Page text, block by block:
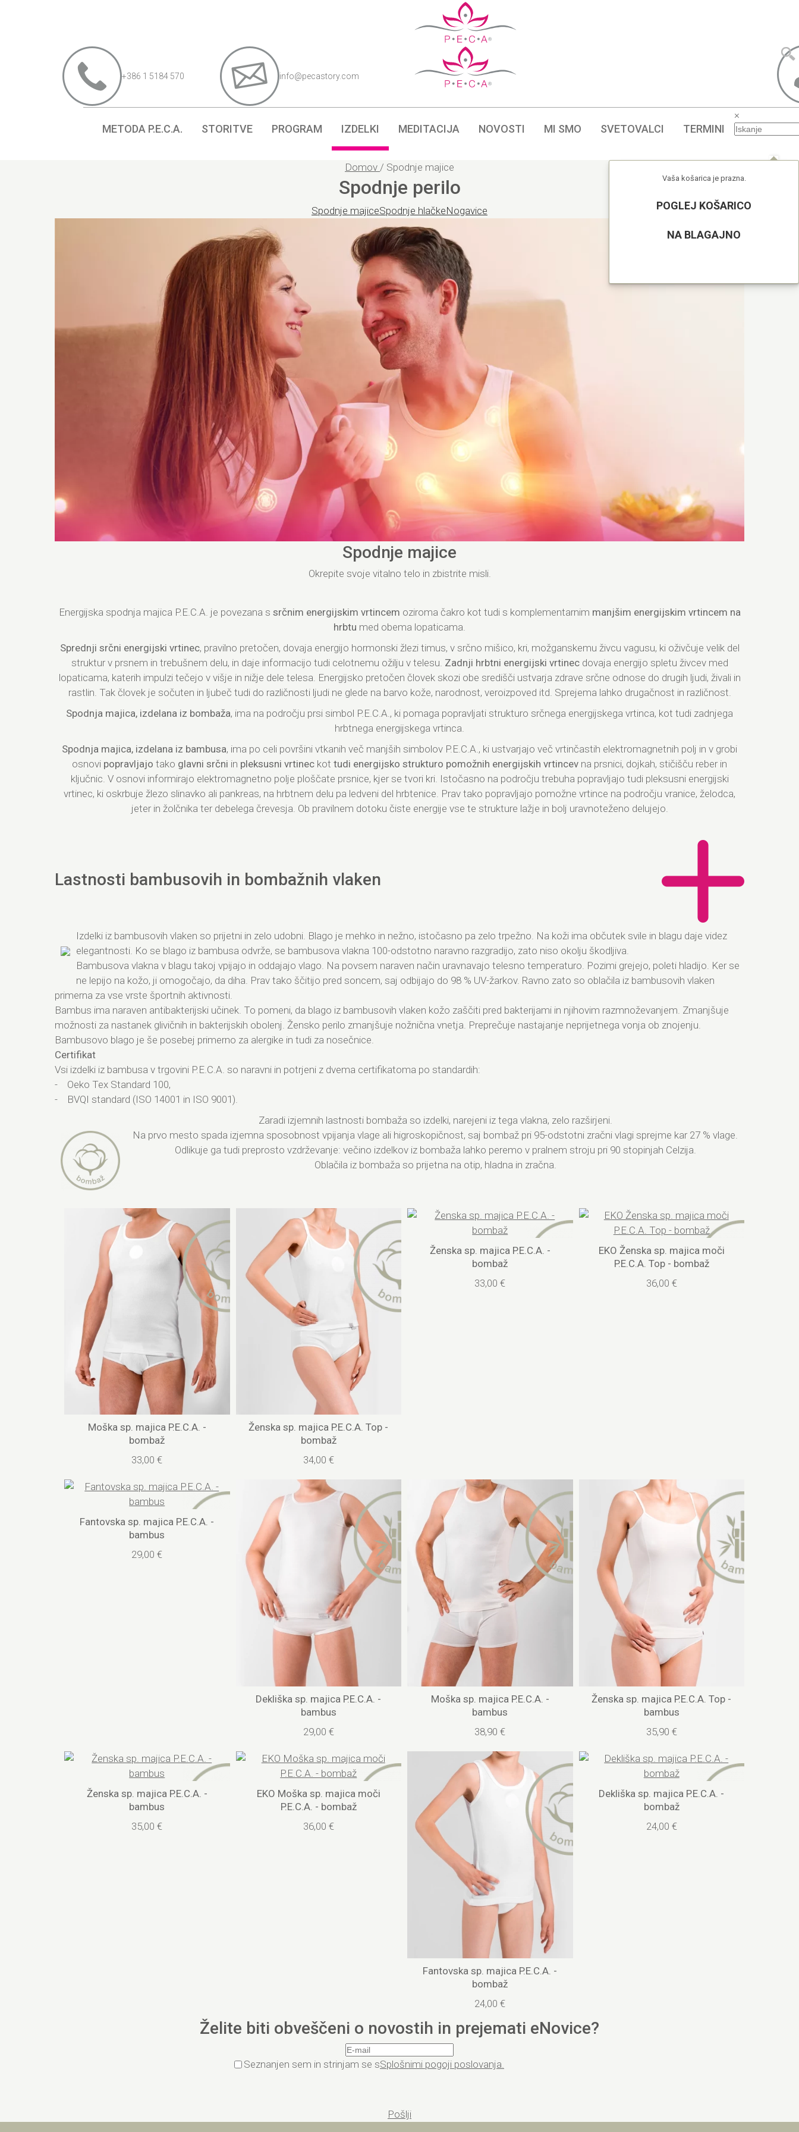
+386 1 5184 570 info@pecastory.com
METODA P.E.C.A. STORITVE PROGRAM IZDELKI MEDITACIJA NOVOSTI MI SMO SVETOVALCI TERMINI
×
Vaša košarica je prazna.
POGLEJ KOŠARICO
NA BLAGAJNO
Domov / Spodnje majice
Spodnje perilo
Spodnje majiceSpodnje hlačkeNogavice
Spodnje majice
Okrepite svoje vitalno telo in zbistrite misli.
Energijska spodnja majica P.E.C.A. je povezana s srčnim energijskim vrtincem oziroma čakro kot tudi s komplementarnim manjšim energijskim vrtincem na
hrbtu med obema lopaticama.
Sprednji srčni energijski vrtinec, pravilno pretočen, dovaja energijo hormonski žlezi timus, v srčno mišico, kri, možganskemu živcu vagusu, ki oživčuje velik del
struktur v prsnem in trebušnem delu, in daje informacijo tudi celotnemu ožilju v telesu. Zadnji hrbtni energijski vrtinecdovaja energijo spletu živcev med
lopaticama, katerih impulzi tečejo v višje in nižje dele telesa. Energijsko pretočen človek skozi obe središči ustvarja zdrave srčne odnose do drugih ljudi, živali in
rastlin. Tak človek je sočuten in ljubeč tudi do različnosti ljudi ne glede na barvo kože, narodnost, veroizpoved itd. Sprejema lahko drugačnost in različnost.
Spodnja majica, izdelana iz bombaža, ima na področju prsi simbol P.E.C.A., ki pomaga popravljati strukturo srčnega energijskega vrtinca, kot tudi zadnjega
hrbtnega energijskega vrtinca.
Spodnja majica, izdelana iz bambusa, ima po celi površini vtkanih več manjših simbolov P.E.C.A., ki ustvarjajo več vrtinčastih elektromagnetnih polj in v grobi
osnovi popravljajo tako glavni srčni in pleksusni vrtinec kot tudi energijsko strukturo pomožnih energijskih vrtincev na prsnici, dojkah, stičišču reber in
ključnic. V osnovi informirajo elektromagnetno polje ploščate prsnice, kjer se tvori kri. Istočasno na področju trebuha popravljajo tudi pleksusni energijski
vrtinec, ki oskrbuje žlezo slinavko ali pankreas, na hrbtnem delu pa ledveni del hrbtenice. Prav tako popravljajo pomožne vrtince na področju vranice, želodca,
jeter in žolčnika ter debelega črevesja. Ob pravilnem dotoku čiste energije vse te strukture lažje in bolj uravnoteženo delujejo.
Lastnosti bambusovih in bombažnih vlaken
Izdelki iz bambusovih vlaken so prijetni in zelo udobni. Blago je mehko in nežno, istočasno pa zelo trpežno. Na koži ima občutek svile in blagu daje videz
elegantnosti. Ko se blago iz bambusa odvrže, se bambusova vlakna 100-odstotno naravno razgradijo, zato niso okolju škodljiva.
Bambusova vlakna v blagu takoj vpijajo in oddajajo vlago. Na povsem naraven način uravnavajo telesno temperaturo. Pozimi grejejo, poleti hladijo. Ker se
ne lepijo na kožo, ji omogočajo, da diha. Prav tako ščitijo pred soncem, saj odbijajo do 98 % UV-žarkov. Ravno zato so oblačila iz bambusovih vlaken
primerna za vse vrste športnih aktivnosti.
Bambus ima naraven antibakterijski učinek. To pomeni, da blago iz bambusovih vlaken kožo zaščiti pred bakterijami in njihovim razmnoževanjem. Zmanjšuje
možnosti za nastanek glivičnih in bakterijskih obolenj. Žensko perilo zmanjšuje nožnična vnetja. Preprečuje nastajanje neprijetnega vonja ob znojenju.
Bambusovo blago je še posebej primerno za alergike in tudi za nosečnice.
Certifikat
Vsi izdelki iz bambusa v trgovini P.E.C.A. so naravni in potrjeni z dvema certifikatoma po standardih:
- Oeko Tex Standard 100,
- BVQI standard (ISO 14001 in ISO 9001).
Zaradi izjemnih lastnosti bombaža so izdelki, narejeni iz tega vlakna, zelo razširjeni.
Na prvo mesto spada izjemna sposobnost vpijanja vlage ali higroskopičnost, saj bombaž pri 95-odstotni zračni vlagi sprejme kar 27 % vlage.
Odlikuje ga tudi preprosto vzdrževanje: večino izdelkov iz bombaža lahko peremo v pralnem stroju pri 90 stopinjah Celzija.
Oblačila iz bombaža so prijetna na otip, hladna in zračna.
Moška sp. majica P.E.C.A. -
bombaž
33,00 €
Ženska sp. majica P.E.C.A. Top -
bombaž
34,00 €
Ženska sp. majica P.E.C.A. -
bombaž
33,00 €
EKO Ženska sp. majica moči
P.E.C.A. Top - bombaž
36,00 €
Fantovska sp. majica P.E.C.A. -
bambus
29,00 €
Dekliška sp. majica P.E.C.A. -
bambus
29,00 €
Moška sp. majica P.E.C.A. -
bambus
38,90 €
Ženska sp. majica P.E.C.A. Top -
bambus
35,90 €
Ženska sp. majica P.E.C.A. -
bambus
35,00 €
EKO Moška sp. majica moči
P.E.C.A. - bombaž
36,00 €
Fantovska sp. majica P.E.C.A. -
bombaž
24,00 €
Dekliška sp. majica P.E.C.A. -
bombaž
24,00 €
Želite biti obveščeni o novostih in prejemati eNovice?
Seznanjen sem in strinjam se sSplošnimi pogoji poslovanja.
Pošlji